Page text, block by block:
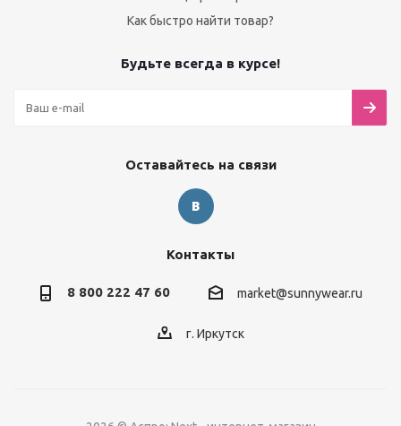
Как быстро найти товар?
Будьте всегда в курсе!
Оставайтесь на связи
Контакты
8 800 222 47 60 market@sunnywear.ru
г. Иркутск